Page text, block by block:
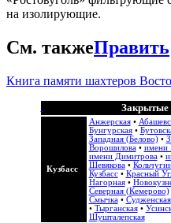
на изолирующие.
См. такжеПравить
Книга памяти шахтеров
Закрытые
Кузбасс
Анжерская•
Бунгурская•
Западная (Белово)•
Ворошилова• имени
имени Димитрова•
Шевякова•
Кузбасс• Красный
Нагорная•
Северная (Кемерово)
Смычка• Судженская
• Тырганская•
Шушталепская